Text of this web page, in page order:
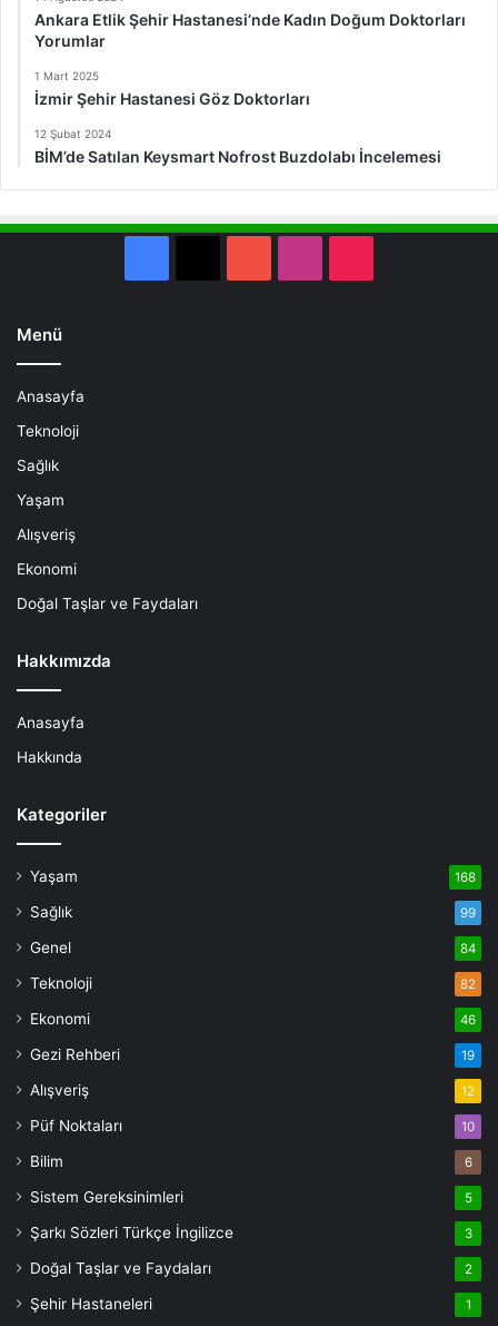
Ankara Etlik Şehir Hastanesi’nde Kadın Doğum Doktorları
Yorumlar
1 Mart 2025
İzmir Şehir Hastanesi Göz Doktorları
12 Şubat 2024
BİM’de Satılan Keysmart Nofrost Buzdolabı İncelemesi
Menü
Anasayfa
Teknoloji
Sağlık
Yaşam
Alışveriş
Ekonomi
Doğal Taşlar ve Faydaları
Hakkımızda
Anasayfa
Hakkında
Kategoriler
Yaşam 168
Sağlık 99
Genel 84
Teknoloji 82
Ekonomi 46
Gezi Rehberi 19
Alışveriş 12
Püf Noktaları 10
Bilim 6
Sistem Gereksinimleri 5
Şarkı Sözleri Türkçe İngilizce 3
Doğal Taşlar ve Faydaları 2
Şehir Hastaneleri 1